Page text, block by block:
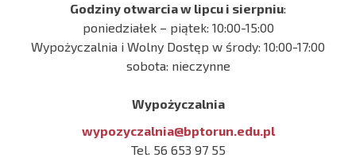
Godziny otwarcia w lipcu i sierpniu:
poniedziałek – piątek: 10:00-15:00
Wypożyczalnia i Wolny Dostęp w środy: 10:00-17:00
sobota: nieczynne
Wypożyczalnia
wypozyczalnia@bptorun.edu.pl
Tel. 56 653 97 55